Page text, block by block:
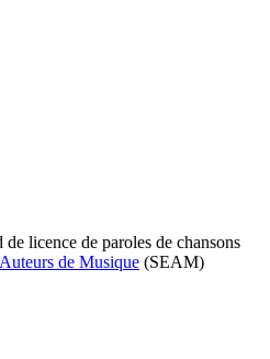
licence de paroles de chansons
de Musique (SEAM)